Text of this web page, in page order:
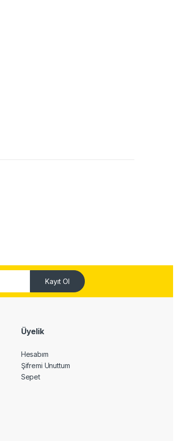
Kayıt Ol
Üyelik
Hesabım
Şifremi Unuttum
Sepet